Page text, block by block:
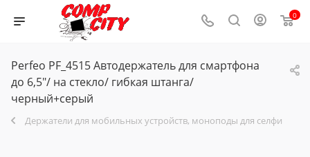
0
Perfeo PF_4515 Автодержатель для смартфона
до 6,5"/ на стекло/ гибкая штанга/
черный+серый
Держатели для мобильных устройств, моноподы для селфи